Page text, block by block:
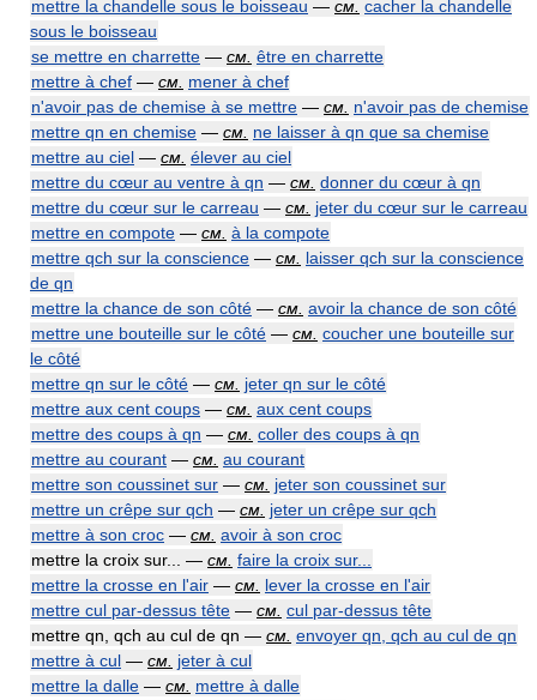
mettre la chandelle sous le boisseau — см. cacher la chandelle
sous le boisseau
se mettre en charrette — см. être en charrette
mettre à chef — см. mener à chef
n'avoir pas de chemise à se mettre — см. n'avoir pas de chemise
mettre qn en chemise — см. ne laisser à qn que sa chemise
mettre au ciel — см. élever au ciel
mettre du cœur au ventre à qn — см. donner du cœur à qn
mettre du cœur sur le carreau — см. jeter du cœur sur le carreau
mettre en compote — см. à la compote
mettre qch sur la conscience — см. laisser qch sur la conscience
de qn
mettre la chance de son côté — см. avoir la chance de son côté
mettre une bouteille sur le côté — см. coucher une bouteille sur
le côté
mettre qn sur le côté — см. jeter qn sur le côté
mettre aux cent coups — см. aux cent coups
mettre des coups à qn — см. coller des coups à qn
mettre au courant — см. au courant
mettre son coussinet sur — см. jeter son coussinet sur
mettre un crêpe sur qch — см. jeter un crêpe sur qch
mettre à son croc — см. avoir à son croc
mettre la croix sur... — см. faire la croix sur...
mettre la crosse en l'air — см. lever la crosse en l'air
mettre cul par-dessus tête — см. cul par-dessus tête
mettre qn, qch au cul de qn — см. envoyer qn, qch au cul de qn
mettre à cul — см. jeter à cul
mettre la dalle — см. mettre à dalle